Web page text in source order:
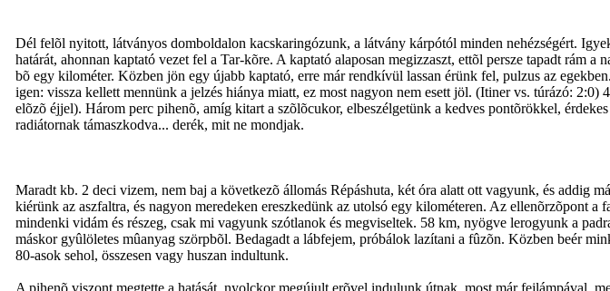
Dél felõl nyitott, látványos domboldalon kacskaringózunk, a látvány kárpótól minden nehézségért.
határát, ahonnan kaptató vezet fel a Tar-kõre. A kaptató alaposan megizzaszt, ettõl persze tapadt rám
bõ egy kilométer. Közben jön egy újabb kaptató, erre már rendkívül lassan érünk fel, pulzus az
igen: vissza kellett mennünk a jelzés hiánya miatt, ez most nagyon nem esett jöl. (Itiner vs. túrázó:
elõzõ éjjel). Három perc pihenõ, amíg kitart a szõlõcukor, elbeszélgetünk a kedves pontõrökkel,
radiátornak támaszkodva... derék, mit ne mondjak.
Maradt kb. 2 deci vizem, nem baj a következõ állomás Répáshuta, két óra alatt ott vagyunk, és addig
kiérünk az aszfaltra, és nagyon meredeken ereszkedünk az utolsó egy kilométeren. Az ellenõrzõpont
mindenki vidám és részeg, csak mi vagyunk szótlanok és megviseltek. 58 km, nyögve lerogyunk a
máskor gyûlöletes mûanyag szörpbõl. Bedagadt a lábfejem, próbálok lazítani a fûzõn. Közben beér
80-asok sehol, összesen vagy huszan indultunk.
A pihenõ viszont megtette a hatását, nyolckor megújult erõvel indulunk útnak, most már fejlámpával,